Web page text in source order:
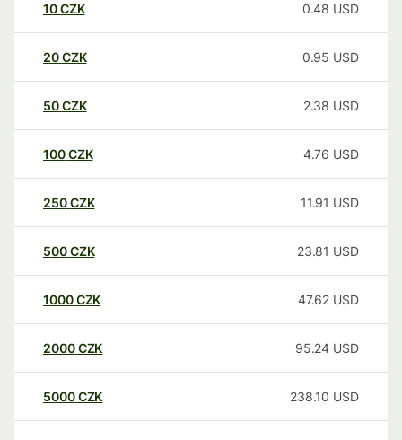
10CZK 0.48 USD
20CZK 0.95 USD
50CZK 2.38 USD
100CZK 4.76 USD
250CZK 11.91 USD
500CZK 23.81 USD
1000CZK 47.62 USD
2000CZK 95.24 USD
5000CZK 238.10 USD